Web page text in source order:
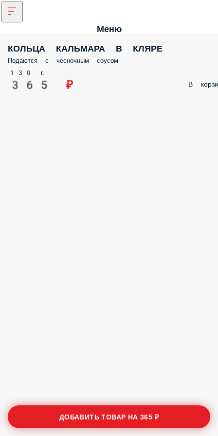
Меню
КОЛЬЦА КАЛЬМАРА В КЛЯРЕ
Подаются с чесночным соусом
130 г.
365 ₽ В
ДОБАВИТЬ ТОВАР НА365 ₽